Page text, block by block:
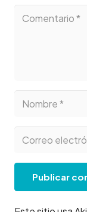
Publicar